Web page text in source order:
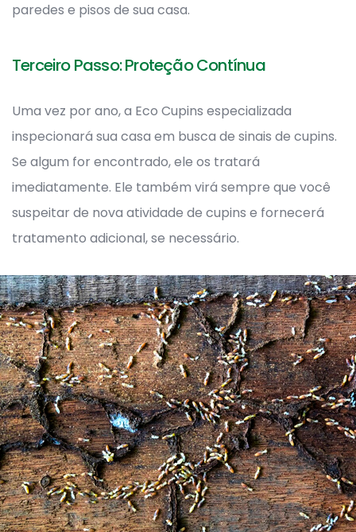
paredes e pisos de sua casa.
Terceiro Passo: Proteção Contínua
Uma vez por ano, a Eco Cupins especializada
inspecionará sua casa em busca de sinais de cupins.
Se algum for encontrado, ele os tratará
imediatamente. Ele também virá sempre que você
suspeitar de nova atividade de cupins e fornecerá
tratamento adicional, se necessário.